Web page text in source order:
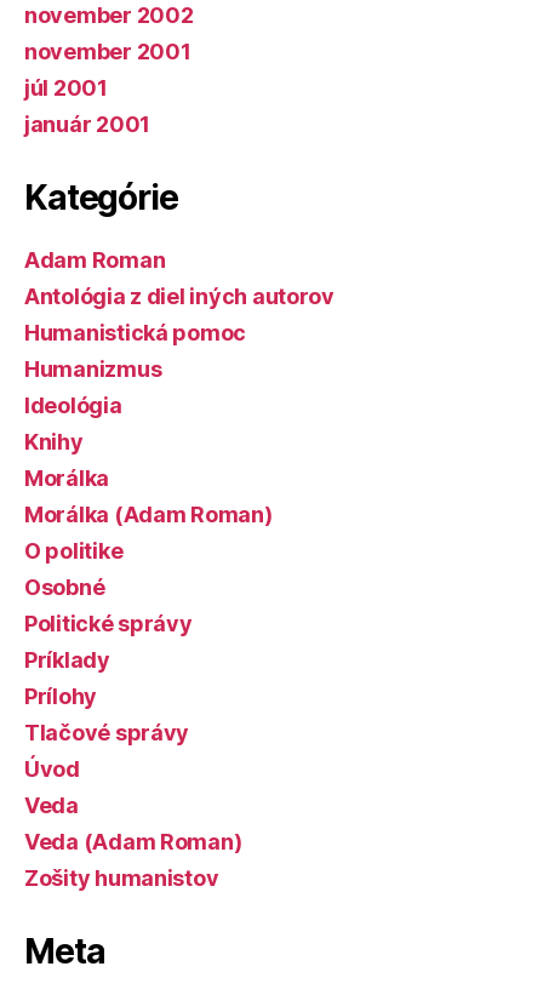
november 2002
november 2001
júl 2001
január 2001
Kategórie
Adam Roman
Antológia z diel iných autorov
Humanistická pomoc
Humanizmus
Ideológia
Knihy
Morálka
Morálka (Adam Roman)
O politike
Osobné
Politické správy
Príklady
Prílohy
Tlačové správy
Úvod
Veda
Veda (Adam Roman)
Zošity humanistov
Meta